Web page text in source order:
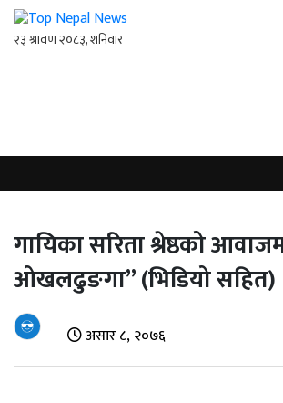
राजनीति
अर्थ
खेलकुद
विश्व
बिचार
गायिका सरिता श्रेष्ठको
ओखलढुङगा” (भिडियो सहित)
असार ८, २०७६